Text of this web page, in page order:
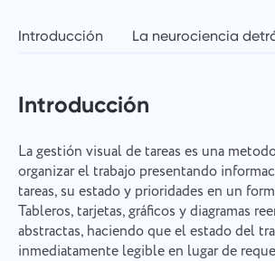
Introducción La neurociencia
Introducción
La gestión visual de tareas es una
organizar el trabajo presentando
tareas, su estado y prioridades en un
Tableros, tarjetas, gráficos y diagramas
abstractas, haciendo que el estado del
inmediatamente legible en lugar de